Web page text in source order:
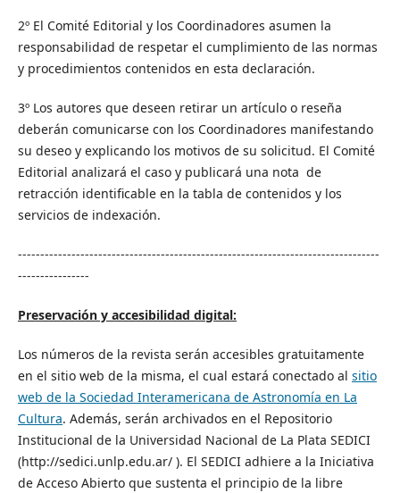
2º El Comité Editorial y los Coordinadores asumen la
responsabilidad de respetar el cumplimiento de las normas
y procedimientos contenidos en esta declaración.
3º Los autores que deseen retirar un artículo o reseña
deberán comunicarse con los Coordinadores manifestando
su deseo y explicando los motivos de su solicitud. El Comité
Editorial analizará el caso y publicará una nota de
retracción identificable en la tabla de contenidos y los
servicios de indexación.
---------------------------------------------------------------------------------
----------------
Preservación y accesibilidad digital:
Los números de la revista serán accesibles gratuitamente
en el sitio web de la misma, el cual estará conectado al sitio
web de la Sociedad Interamericana de Astronomía en La
Cultura. Además, serán archivados en el Repositorio
Institucional de la Universidad Nacional de La Plata SEDICI
(http://sedici.unlp.edu.ar/ ). El SEDICI adhiere a la Iniciativa
de Acceso Abierto que sustenta el principio de la libre